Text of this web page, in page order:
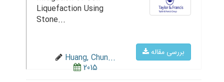
بررسی مقاله
Liquefaction Using
Stone...
Huang, Chun...
2015